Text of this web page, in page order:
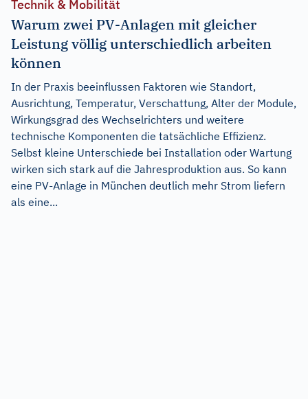
Technik & Mobilität
Warum zwei PV-Anlagen mit gleicher
Leistung völlig unterschiedlich arbeiten
können
In der Praxis beeinflussen Faktoren wie Standort,
Ausrichtung, Temperatur, Verschattung, Alter der Module,
Wirkungsgrad des Wechselrichters und weitere
technische Komponenten die tatsächliche Effizienz.
Selbst kleine Unterschiede bei Installation oder Wartung
wirken sich stark auf die Jahresproduktion aus. So kann
eine PV-Anlage in München deutlich mehr Strom liefern
als eine...